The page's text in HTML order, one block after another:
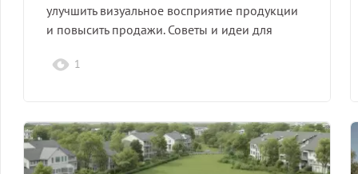
улучшить визуальное восприятие продукции
и повысить продажи. Советы и идеи для
1